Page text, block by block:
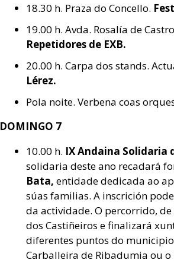
18.30 h. Praza do Concello.
19.00 h. Avda. Rosalía de
Repetidores de EXB.
20.00 h. Carpa dos stands.
Lérez.
Pola noite. Verbena coas
DOMINGO 7
10.00 h. IX Andaina Solidaria
solidaria deste ano recadará
Bata, entidade dedicada ao
súas familias. A inscrición
da actividade. O percorrido, de
dos Castiñeiros e finalizará
diferentes puntos do
Carballeira de Ribadumia ou